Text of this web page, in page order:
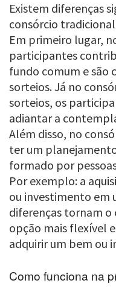
Existem diferenças
consórcio
Em primeiro lugar,
participantes
fundo comum e são
sorteios. Já no
sorteios, os
adiantar a
Além disso, no
ter um
formado por
Por exemplo: a
ou investimento em
diferenças tornam
opção mais flexível
adquirir um bem ou
Como funciona na